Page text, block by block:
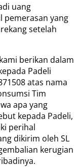
uang
pemerasan yang
setelah
berikan dalam
Padeli
atas nama
Tim
apa yang
kepada Padeli,
perihal
dikirim oleh SL
kerugian